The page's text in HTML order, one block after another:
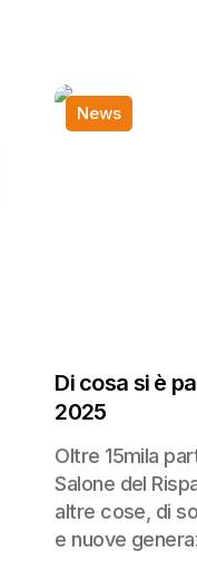
News
Di cosa si è
2025
Oltre 15mila
Salone del
altre cose, di
e nuove